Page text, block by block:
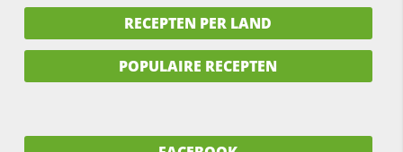
RECEPTEN PER LAND
POPULAIRE RECEPTEN